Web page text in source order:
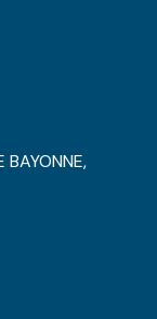
BAYONNE,